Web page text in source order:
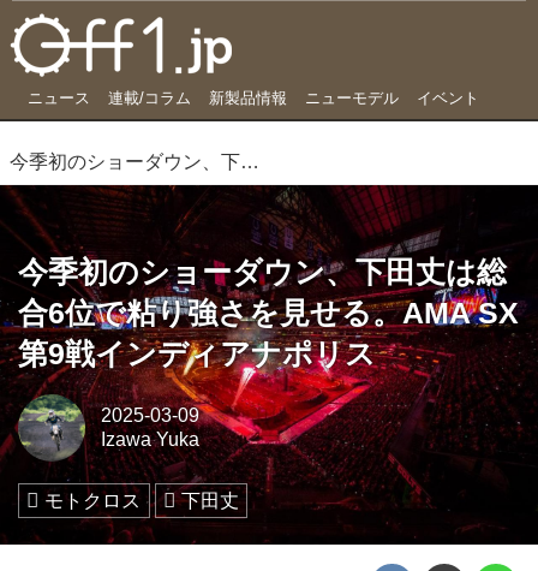
ニュース 連載/コラム 新製品情報 ニューモデル イベント
今季初のショーダウン、下田丈は総合6位で粘り強さを見せる。AMA SX第9戦インディアナポリス
今季初のショーダウン、下田丈は総
合6位で粘り強さを見せる。AMA SX
第9戦インディアナポリス
2025-03-09
Izawa Yuka
モトクロス 下田丈